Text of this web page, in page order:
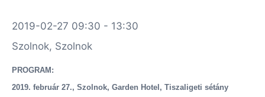
2019-02-27 09:30 - 13:30
Szolnok, Szolnok
PROGRAM:
2019. február 27., Szolnok, Garden Hotel, Tiszaligeti sétány